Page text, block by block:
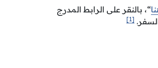
“، بالنقر على الرابط المدرج
[1]